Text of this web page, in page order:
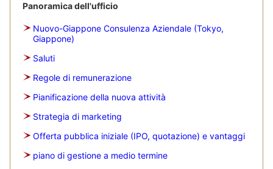
Panoramica dell'ufficio
Nuovo-Giappone Consulenza Aziendale (Tokyo,
Giappone)
Saluti
Regole di remunerazione
Pianificazione della nuova attività
Strategia di marketing
Offerta pubblica iniziale (IPO, quotazione) e vantaggi
piano di gestione a medio termine